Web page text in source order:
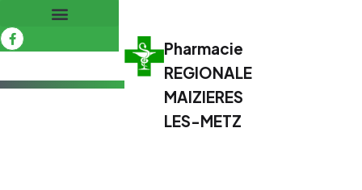
Pharmacie
REGIONALE
MAIZIERES
LES-METZ